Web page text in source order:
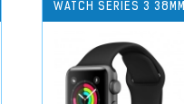
WATCH SERIES 3 38MM